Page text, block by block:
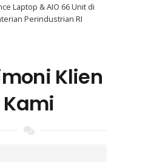
Laptop & AIO 66 Unit di
Perindustrian RI
Klien
Kami